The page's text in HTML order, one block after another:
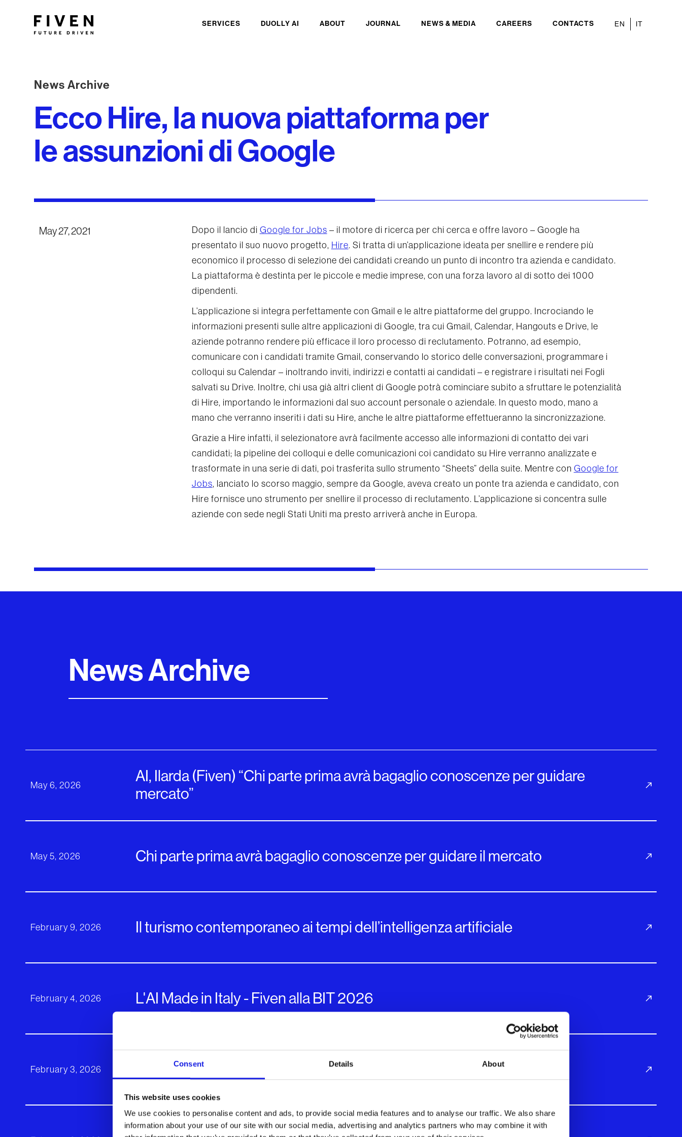
Consent Details About
This website uses cookies
We use cookies to personalise content and ads, to provide social media features and to analyse our traffic. We also share
information about your use of our site with our social media, advertising and analytics partners who may combine it with
SERVICES DUOLLY AI ABOUT JOURNAL NEWS & MEDIA CAREERS CONTACTS EN IT
News Archive
Ecco Hire, la nuova piattaforma per
le assunzioni di Google
May 27, 2021 Dopo il lancio di Google for Jobs – il motore di ricerca per chi cerca e offre lavoro – Google ha
presentato il suo nuovo progetto, Hire. Si tratta di un’applicazione ideata per snellire e rendere più
economico il processo di selezione dei candidati creando un punto di incontro tra azienda e candidato.
La piattaforma è destinta per le piccole e medie imprese, con una forza lavoro al di sotto dei 1000
dipendenti.
L’applicazione si integra perfettamente con Gmail e le altre piattaforme del gruppo. Incrociando le
informazioni presenti sulle altre applicazioni di Google, tra cui Gmail, Calendar, Hangouts e Drive, le
aziende potranno rendere più efficace il loro processo di reclutamento. Potranno, ad esempio,
comunicare con i candidati tramite Gmail, conservando lo storico delle conversazioni, programmare i
colloqui su Calendar – inoltrando inviti, indirizzi e contatti ai candidati – e registrare i risultati nei Fogli
salvati su Drive. Inoltre, chi usa già altri client di Google potrà cominciare subito a sfruttare le potenzialità
di Hire, importando le informazioni dal suo account personale o aziendale. In questo modo, mano a
mano che verranno inseriti i dati su Hire, anche le altre piattaforme effettueranno la sincronizzazione.
Grazie a Hire infatti, il selezionatore avrà facilmente accesso alle informazioni di contatto dei vari
candidati; la pipeline dei colloqui e delle comunicazioni coi candidato su Hire verranno analizzate e
trasformate in una serie di dati, poi trasferita sullo strumento “Sheets” della suite. Mentre con Google for
Jobs, lanciato lo scorso maggio, sempre da Google, aveva creato un ponte tra azienda e candidato, con
Hire fornisce uno strumento per snellire il processo di reclutamento. L’applicazione si concentra sulle
aziende con sede negli Stati Uniti ma presto arriverà anche in Europa.
News Archive
May 6, 2026
AI, Ilarda (Fiven) “Chi parte prima avrà bagaglio conoscenze per guidare
mercato”
May 5, 2026 Chi parte prima avrà bagaglio conoscenze per guidare il mercato
February 9, 2026 Il turismo contemporaneo ai tempi dell’intelligenza artificiale
February 4, 2026 L'AI Made in Italy - Fiven alla BIT 2026
February 3, 2026 Il valore dell’AI per un portale sul turismo